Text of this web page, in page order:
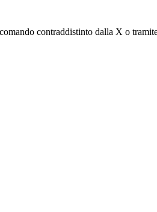
contraddistinto dalla X o